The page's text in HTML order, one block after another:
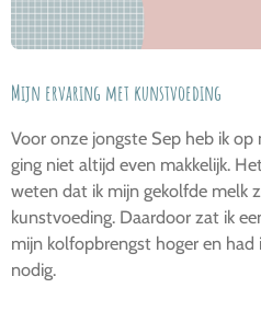
Mijn ervaring met kunstvoeding
Voor onze jongste Sep heb ik
ging niet altijd even makkelijk.
weten dat ik mijn gekolfde melk
kunstvoeding. Daardoor zat ik
mijn kolfopbrengst hoger en
nodig.